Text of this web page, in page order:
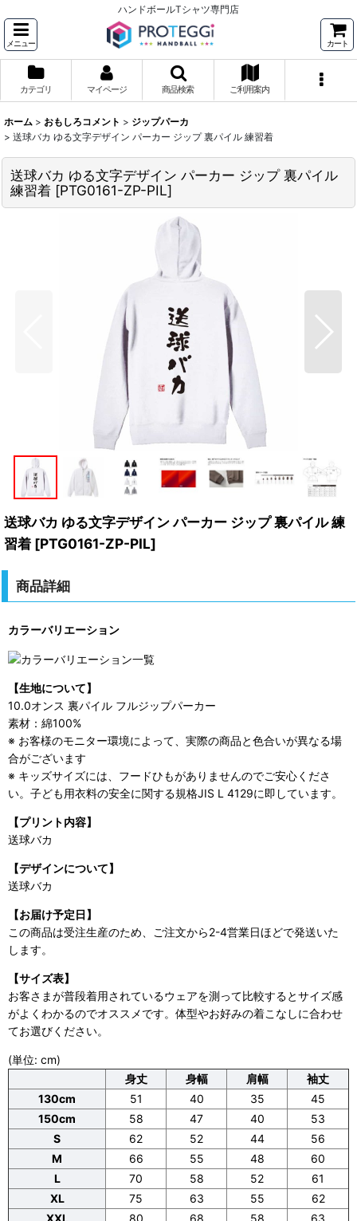
ハンドボールTシャツ専門店
メニュー カート
カテゴリ マイページ 商品検索 ご利用案内
ホーム > おもしろコメント > ジップパーカ
> 送球バカ ゆる文字デザイン パーカー ジップ 裏パイル 練習着
送球バカ ゆる文字デザイン パーカー ジップ 裏パイル
練習着 [PTG0161-ZP-PIL]
送球バカ ゆる文字デザイン パーカー ジップ 裏パイル 練
習着 [PTG0161-ZP-PIL]
商品詳細
カラーバリエーション
【生地について】
10.0オンス 裏パイル フルジップパーカー
素材：綿100%
※ お客様のモニター環境によって、実際の商品と色合いが異なる場
合がございます
※ キッズサイズには、フードひもがありませんのでご安心くださ
い。子ども用衣料の安全に関する規格JIS L 4129に即しています。
【プリント内容】
送球バカ
【デザインについて】
送球バカ
【お届け予定日】
この商品は受注生産のため、ご注文から2-4営業日ほどで発送いた
します。
【サイズ表】
お客さまが普段着用されているウェアを測って比較するとサイズ感
がよくわかるのでオススメです。体型やお好みの着こなしに合わせ
てお選びください。
(単位: cm)
身丈
身幅 肩幅
袖丈
130cm
51 40 35
45
150cm
58 47 40
53
S
62 52 44
56
M
66 55 48
60
L
70 58 52
61
XL
75 63 55
62